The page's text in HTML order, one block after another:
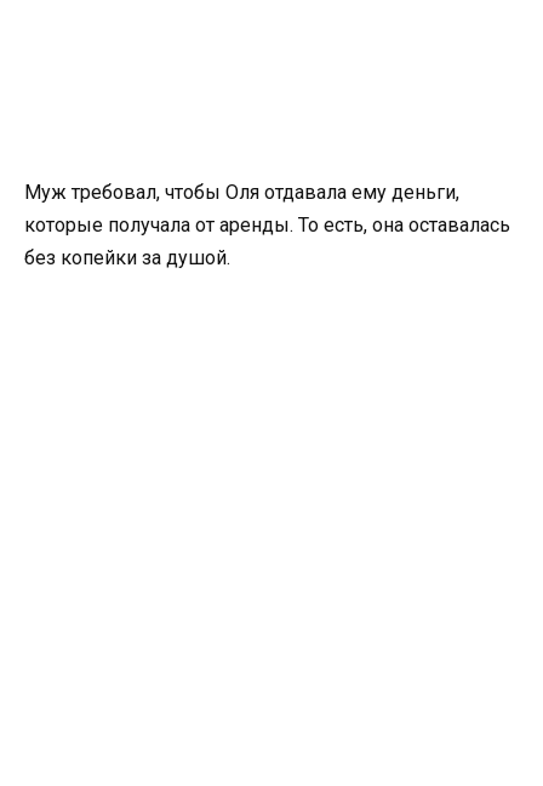
Муж требовал, чтобы Оля отдавала ему деньги,
которые получала от аренды. То есть, она оставалась
без копейки за душой.